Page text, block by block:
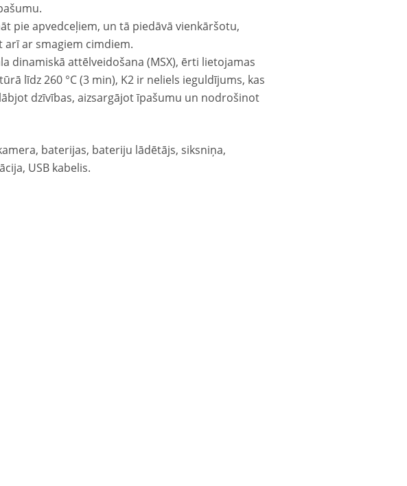
pie apvedceļiem, un tā piedāvā vienkāršotu,
arī ar smagiem cimdiem.
dinamiskā attēlveidošana (MSX), ērti lietojamas
līdz 260 °C (3 min), K2 ir neliels ieguldījums, kas
dzīvības, aizsargājot īpašumu un nodrošinot
baterijas, bateriju lādētājs, siksniņa,
USB kabelis.